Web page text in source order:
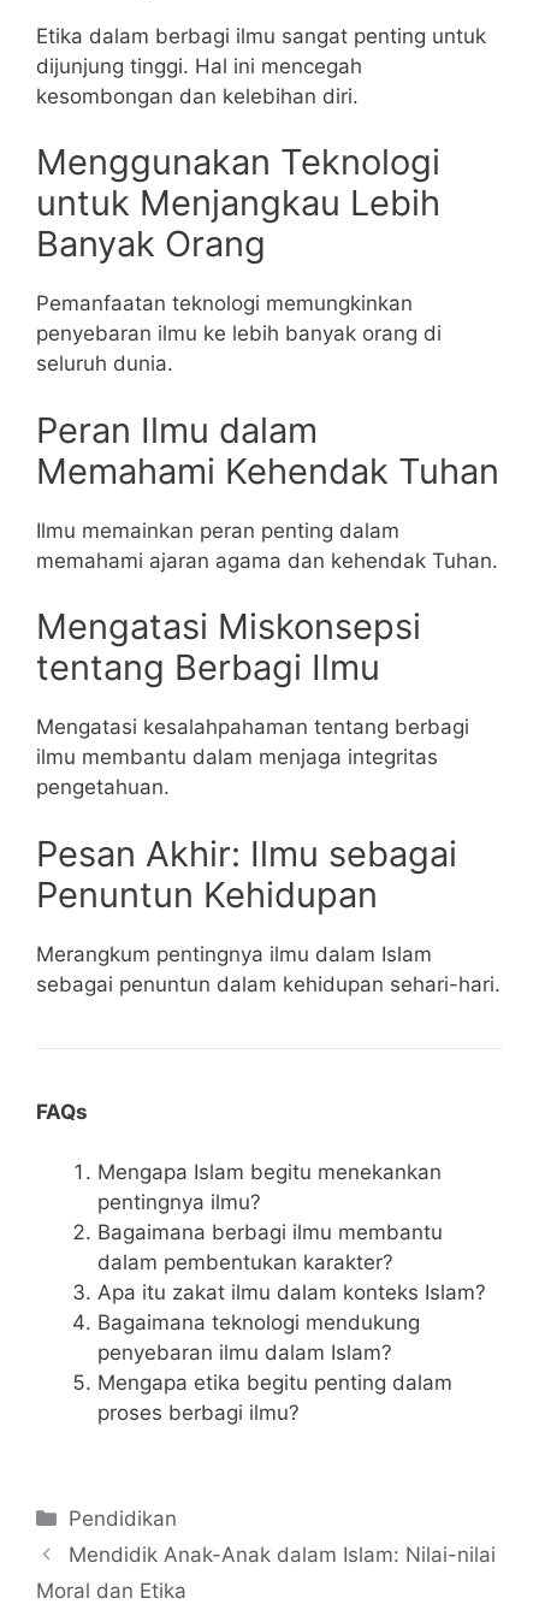
Etika dalam berbagi ilmu sangat penting untuk
dijunjung tinggi. Hal ini mencegah
kesombongan dan kelebihan diri.
Menggunakan Teknologi
untuk Menjangkau Lebih
Banyak Orang
Pemanfaatan teknologi memungkinkan
penyebaran ilmu ke lebih banyak orang di
seluruh dunia.
Peran Ilmu dalam
Memahami Kehendak Tuhan
Ilmu memainkan peran penting dalam
memahami ajaran agama dan kehendak Tuhan.
Mengatasi Miskonsepsi
tentang Berbagi Ilmu
Mengatasi kesalahpahaman tentang berbagi
ilmu membantu dalam menjaga integritas
pengetahuan.
Pesan Akhir: Ilmu sebagai
Penuntun Kehidupan
Merangkum pentingnya ilmu dalam Islam
sebagai penuntun dalam kehidupan sehari-hari.
FAQs
Mengapa Islam begitu menekankan
pentingnya ilmu?
Bagaimana berbagi ilmu membantu
dalam pembentukan karakter?
Apa itu zakat ilmu dalam konteks Islam?
Bagaimana teknologi mendukung
penyebaran ilmu dalam Islam?
Mengapa etika begitu penting dalam
proses berbagi ilmu?
Categories
Pendidikan
Mendidik Anak-Anak dalam Islam: Nilai-nilai
Moral dan Etika